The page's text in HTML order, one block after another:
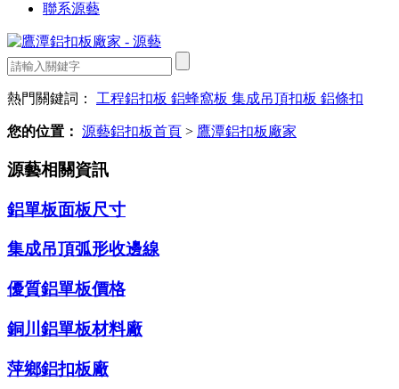
聯系源藝
熱門關鍵詞： 工程鋁扣板 鋁蜂窩板 集成吊頂扣板 鋁條扣
您的位置： 源藝鋁扣板首頁 > 鷹潭鋁扣板廠家
源藝相關資訊
鋁單板面板尺寸
集成吊頂弧形收邊線
優質鋁單板價格
銅川鋁單板材料廠
萍鄉鋁扣板廠